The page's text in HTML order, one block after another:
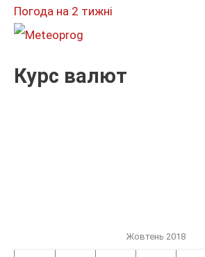
:
Погода на 2 тижні
Курс валют
Жовтень 2018